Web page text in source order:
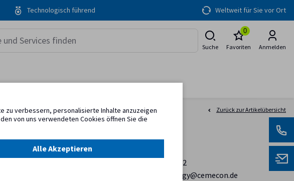
Technologisch führend Weltweit für Sie vor Ort
Suche
0
Favoriten Anmelden
Zurück zur Artikelübersicht
+49 2405 44 70 122
coatingtechnology@cemecon.de
zu verbessern, personalisierte Inhalte anzuzeigen
von uns verwendeten Cookies öffnen Sie die
Alle Akzeptieren